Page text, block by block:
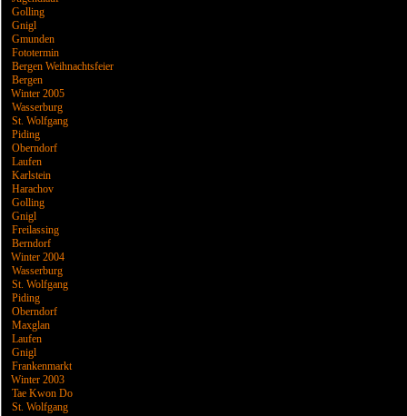
Golling
Gnigl
Gmunden
Fototermin
Bergen Weihnachtsfeier
Bergen
Winter 2005
Wasserburg
St. Wolfgang
Piding
Oberndorf
Laufen
Karlstein
Harachov
Golling
Gnigl
Freilassing
Berndorf
Winter 2004
Wasserburg
St. Wolfgang
Piding
Oberndorf
Maxglan
Laufen
Gnigl
Frankenmarkt
Winter 2003
Tae Kwon Do
St. Wolfgang